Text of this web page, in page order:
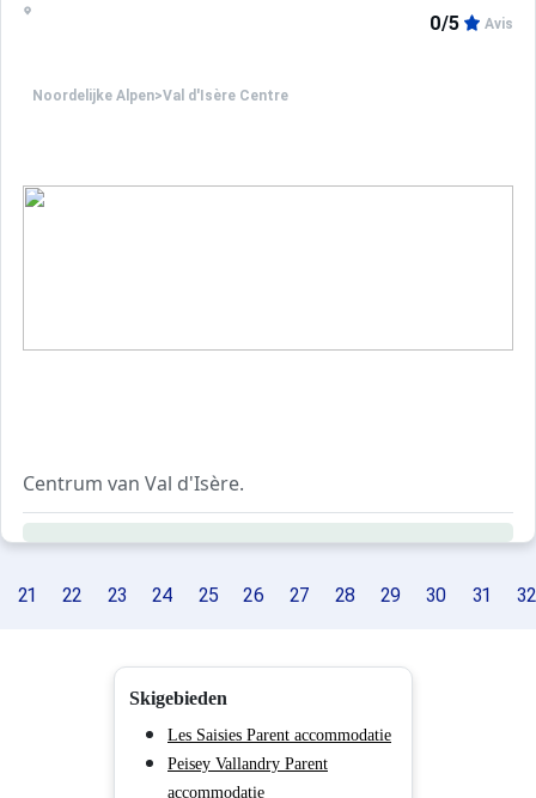
Noordelijke Alpen>Val d'Isère Centre
0/5 Avis
Centrum van Val d'Isère.
Residentie met lift.
21 22 23 24 25 26 27 28 29 30 31 32
Skigebieden
Les Saisies Parent accommodatie
Peisey Vallandry Parent
accommodatie